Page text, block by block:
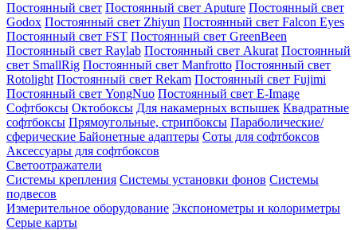
Постоянный свет Постоянный свет Aputure Постоянный свет
Godox Постоянный свет Zhiyun Постоянный свет Falcon Eyes
Постоянный свет FST Постоянный свет GreenBeen
Постоянный свет Raylab Постоянный свет Akurat Постоянный
свет SmallRig Постоянный свет Manfrotto Постоянный свет
Rotolight Постоянный свет Rekam Постоянный свет Fujimi
Постоянный свет YongNuo Постоянный свет E-Image
Софтбоксы Октобоксы Для накамерных вспышек Квадратные
софтбоксы Прямоугольные, стрипбоксы Параболические/
сферические Байонетныe адаптеры Соты для софтбоксов
Аксессуары для софтбоксов
Светоотражатели
Системы крепления Системы установки фонов Системы
подвесов
Измерительное оборудование Экспонометры и колориметры
Серые карты